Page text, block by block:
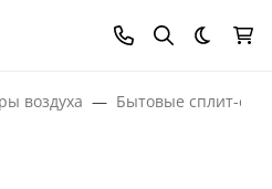
Темная
воздуха Бытовые сплит-